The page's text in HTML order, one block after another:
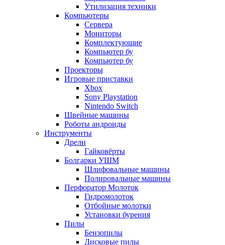
Утилизация техники
Компьютеры
Сервера
Мониторы
Комплектующие
Компьютер бу
Компьютер бу
Проекторы
Игровые приставки
Xbox
Sony Playstation
Nintendo Switch
Швейные машины
Роботы андроиды
Инструменты
Дрели
Гайковёрты
Болгарки УШМ
Шлифовальные машины
Полировальные машины
Перфоратор Молоток
Гидромолоток
Отбойные молотки
Установки бурения
Пилы
Бензопилы
Дисковые пилы